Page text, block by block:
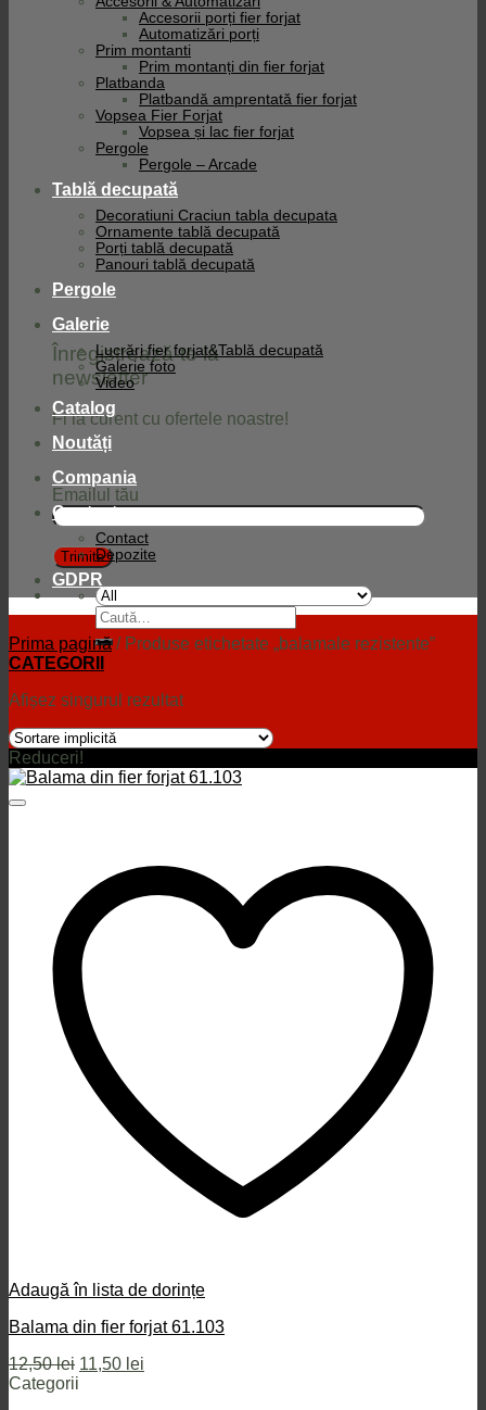
Înregistrează-te la
newsletter
Fi la curent cu ofertele noastre!
Emailul tău
Caută
după:
Accesorii porți fier forjat
Automatizări porți
Prim montanti
Prim montanți din fier forjat
Platbanda
Platbandă amprentată fier forjat
Vopsea Fier Forjat
Vopsea și lac fier forjat
Pergole
Pergole – Arcade
Tablă decupată
Decoratiuni Craciun tabla decupata
Ornamente tablă decupată
Porți tablă decupată
Panouri tablă decupată
Pergole
Galerie
Lucrări fier forjat&Tablă decupată
Galerie foto
Video
Catalog
Noutăți
Compania
Contact
Contact
Depozite
GDPR
Prima pagină /Produse etichetate „balamale rezistente”
CATEGORII
Afișez singurul rezultat
Reduceri!
Adaugă în lista de dorințe
Balama din fier forjat 61.103
12,50lei Prețul
11,50 lei
Categorii